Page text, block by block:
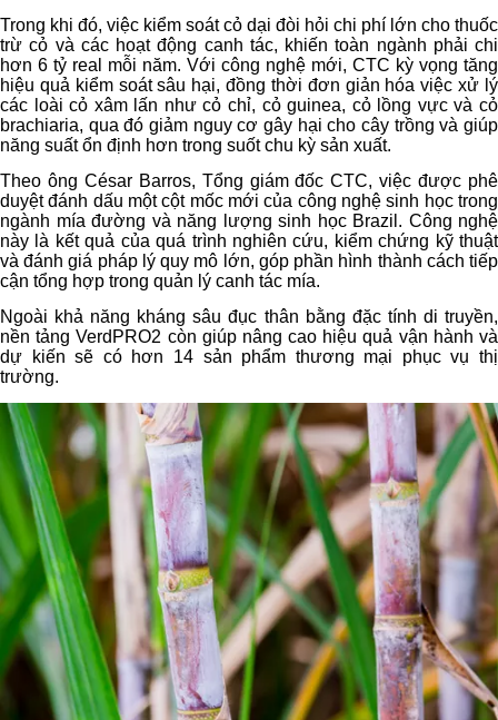
Trong khi đó, việc kiểm soát cỏ dại đòi hỏi chi phí lớn cho thuốc
trừ cỏ và các hoạt động canh tác, khiến toàn ngành phải chi
hơn 6 tỷ real mỗi năm. Với công nghệ mới, CTC kỳ vọng tăng
hiệu quả kiểm soát sâu hại, đồng thời đơn giản hóa việc xử lý
các loài cỏ xâm lấn như cỏ chỉ, cỏ guinea, cỏ lồng vực và cỏ
brachiaria, qua đó giảm nguy cơ gây hại cho cây trồng và giúp
năng suất ổn định hơn trong suốt chu kỳ sản xuất.
Theo ông César Barros, Tổng giám đốc CTC, việc được phê
duyệt đánh dấu một cột mốc mới của công nghệ sinh học trong
ngành mía đường và năng lượng sinh học Brazil. Công nghệ
này là kết quả của quá trình nghiên cứu, kiểm chứng kỹ thuật
và đánh giá pháp lý quy mô lớn, góp phần hình thành cách tiếp
cận tổng hợp trong quản lý canh tác mía.
Ngoài khả năng kháng sâu đục thân bằng đặc tính di truyền,
nền tảng VerdPRO2 còn giúp nâng cao hiệu quả vận hành và
dự kiến sẽ có hơn 14 sản phẩm thương mại phục vụ thị
trường.